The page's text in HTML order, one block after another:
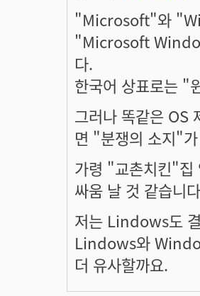
"Microsoft"와
"Microsoft
다.
한국어 상표로는 "
그러나 똑같은
면 "분쟁의 소지"
가령 "교촌치킨"집
싸움 날 것 같습니
저는 Lindows도
Lindows와
더 유사할까요.